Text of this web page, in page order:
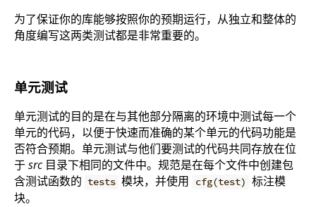
为了保证你的库能够按照你的预期运行，从独立和整体的
角度编写这两类测试都是非常重要的。
单元测试
单元测试的目的是在与其他部分隔离的环境中测试每一个
单元的代码，以便于快速而准确的某个单元的代码功能是
否符合预期。单元测试与他们要测试的代码共同存放在位
于src目录下相同的文件中。规范是在每个文件中创建包
含测试函数的 tests 模块，并使用 cfg(test) 标注模
块。